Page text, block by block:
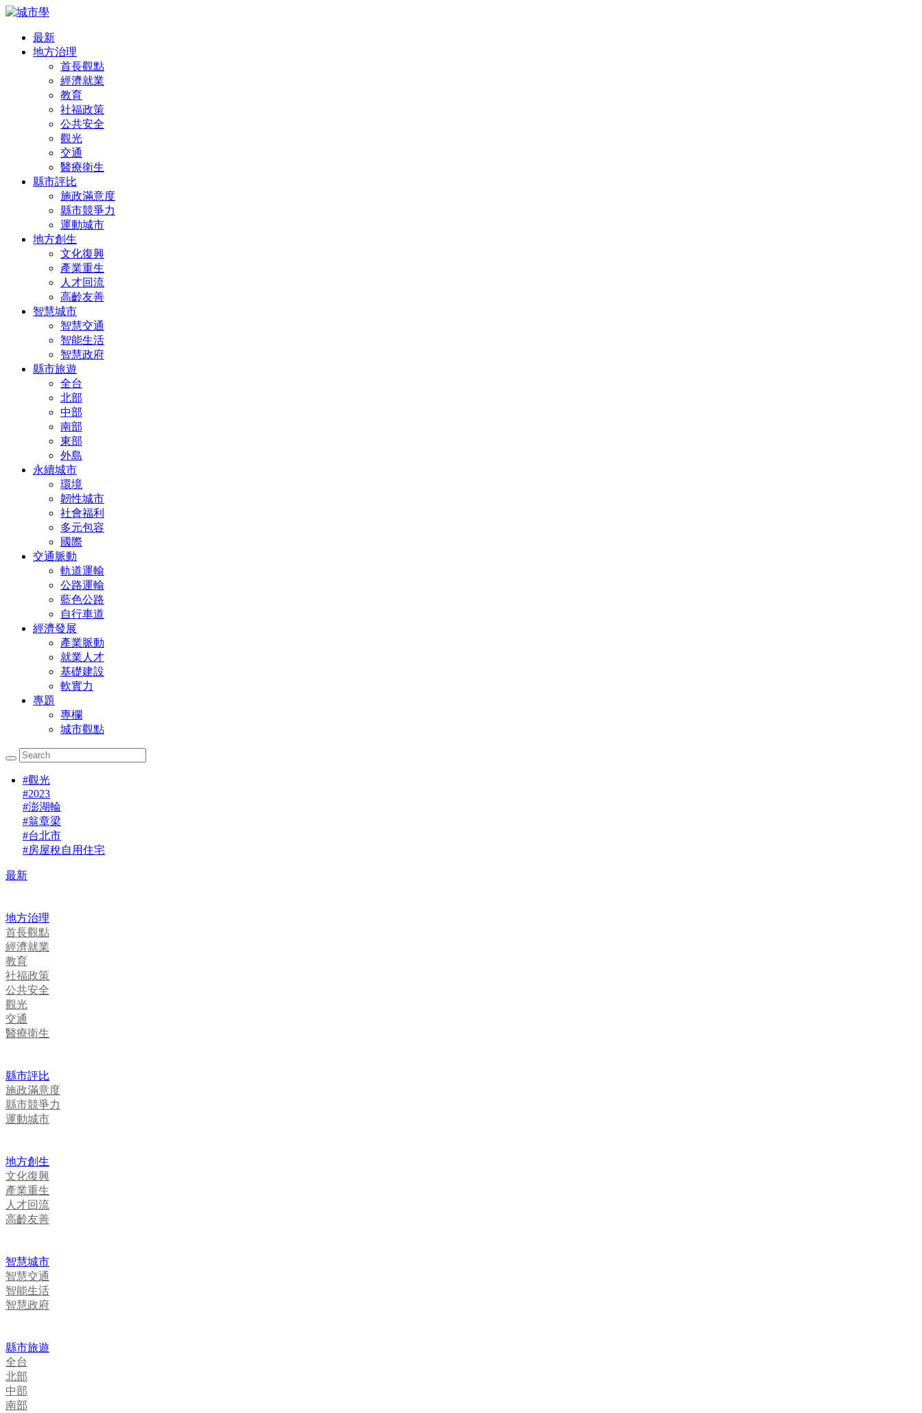
最新
地方治理
首長觀點
經濟就業
教育
社福政策
公共安全
觀光
交通
醫療衛生
縣市評比
施政滿意度
縣市競爭力
運動城市
地方創生
文化復興
產業重生
人才回流
高齡友善
智慧城市
智慧交通
智能生活
智慧政府
縣市旅遊
全台
北部
中部
南部
東部
外島
永續城市
環境
韌性城市
社會福利
多元包容
國際
交通脈動
軌道運輸
公路運輸
藍色公路
自行車道
經濟發展
產業脈動
就業人才
基礎建設
軟實力
專題
專欄
城市觀點
#觀光
#2023
#澎湖輪
#翁章梁
#台北市
#房屋稅自用住宅
最新
地方治理
首長觀點
經濟就業
教育
社福政策
公共安全
觀光
交通
醫療衛生
縣市評比
施政滿意度
縣市競爭力
運動城市
地方創生
文化復興
產業重生
人才回流
高齡友善
智慧城市
智慧交通
智能生活
智慧政府
縣市旅遊
全台
北部
中部
南部